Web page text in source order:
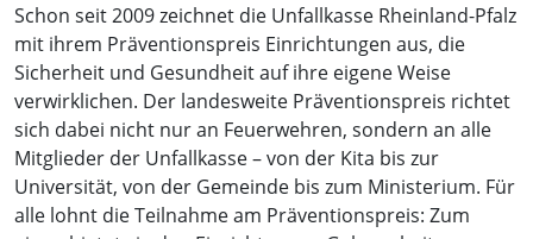
Schon seit 2009 zeichnet die Unfallkasse Rheinland-Pfalz
mit ihrem Präventionspreis Einrichtungen aus, die
Sicherheit und Gesundheit auf ihre eigene Weise
verwirklichen. Der landesweite Präventionspreis richtet
sich dabei nicht nur an Feuerwehren, sondern an alle
Mitglieder der Unfallkasse – von der Kita bis zur
Universität, von der Gemeinde bis zum Ministerium. Für
alle lohnt die Teilnahme am Präventionspreis: Zum